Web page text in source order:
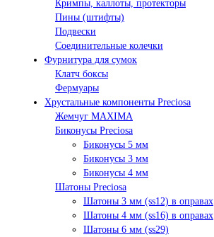
Кримпы, каллоты, протекторы
Пины (штифты)
Подвески
Соединительные колечки
Фурнитура для сумок
Клатч боксы
Фермуары
Хрустальные компоненты Preciosa
Жемчуг MAXIMA
Биконусы Preciosa
Биконусы 5 мм
Биконусы 3 мм
Биконусы 4 мм
Шатоны Preciosa
Шатоны 3 мм (ss12) в оправах
Шатоны 4 мм (ss16) в оправах
Шатоны 6 мм (ss29)